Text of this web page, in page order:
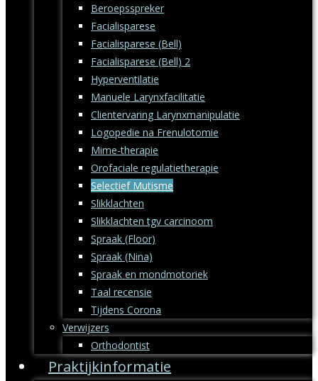
Beroepsspreker
Facialisparese
Facialisparese (Bell)
Facialisparese (Bell) 2
Hyperventilatie
Manuele Larynxfacilitatie
Clientervaring Larynxmanipulatie
Logopedie na Frenulotomie
Mime-therapie
Orofaciale regulatietherapie
Selectief Mutisme
Slikklachten
Slikklachten tgv carcinoom
Spraak (Floor)
Spraak (Nina)
Spraak en mondmotoriek
Taal recensie
Tijdens Corona
Verwijzers
Orthodontist
Praktijkinformatie